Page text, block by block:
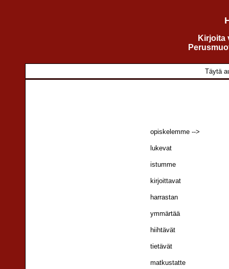
Kirjoita
Täytä
opiskelemme -->
lukevat
istumme
kirjoittavat
harrastan
ymmärtää
hiihtävät
tietävät
matkustatte